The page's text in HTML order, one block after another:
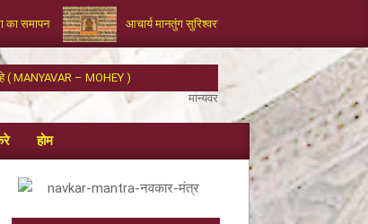
का समापन आचार्य मानतुंग सुरिश्वरजी द्वारा रचित भक्तामर का आलौकिक
( MANYAVAR – MOHEY )
होम